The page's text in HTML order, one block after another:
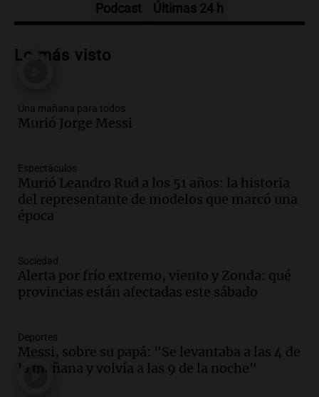
Audio.Messi llegará esta noche a
tras la muerte de su papá
Audio.Ley de Propiedad Privada: el revés
en el Congreso expuso una debilidad
Episodios
Audio.Casabindo se prepara para una
celebración única: 30.000 turistas y el
Episodios
Audio. Borges, abogada de Pourrain:
"Tres hombres se lo llevaron para
Episodios
Audio.Voluntarios limpiaron 9.000
Podcast Últimas 24 h
Lo más visto
Una mañana para todos
Murió Jorge Messi
Espectáculos
Murió Leandro Rud a los 51 años: la historia
del representante de modelos que marcó una
época
Sociedad
Alerta por frío extremo, viento y Zonda: qué
provincias están afectadas este sábado
Deportes
Messi, sobre su papá: "Se levantaba a las 4 de
la mañana y volvía a las 9 de la noche"